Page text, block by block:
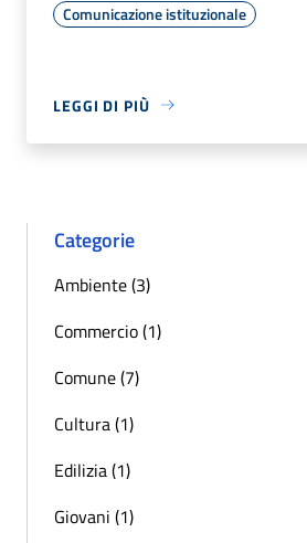
Comunicazione istituzionale
LEGGI DI PIÙ
Categorie
Ambiente (3)
Commercio (1)
Comune (7)
Cultura (1)
Edilizia (1)
Giovani (1)